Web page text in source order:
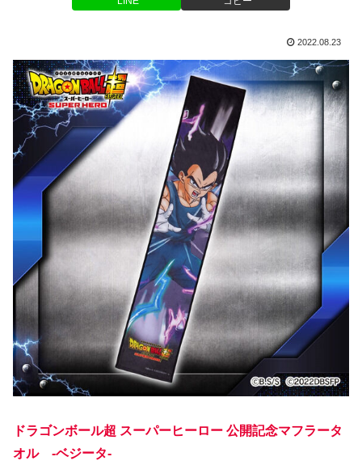
2022.08.23
ドラゴンボール超 スーパーヒーロー 公開記念マフラータ
オル -ベジータ-